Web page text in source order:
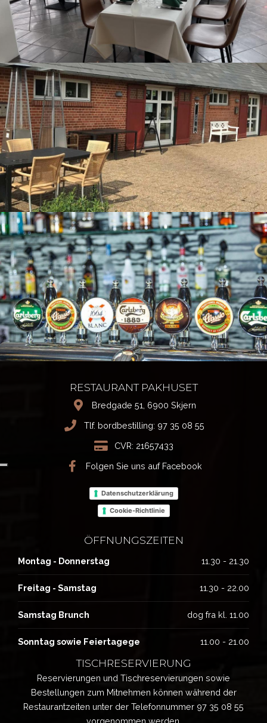
RESTAURANT PAKHUSET
Bredgade 51, 6900 Skjern
Tlf. bordbestilling: 97 35 08 55
CVR: 21657433
Folgen Sie uns auf Facebook
Datenschutzerklärung
Cookie-Richtlinie
ÖFFNUNGSZEITEN
Montag - Donnerstag 11.30 - 21.30
Freitag - Samstag 11.30 - 22.00
Samstag Brunch dog fra kl. 11.00
Sonntag sowie Feiertagege 11.00 - 21.00
TISCHRESERVIERUNG
Reservierungen und Tischreservierungen sowie
Bestellungen zum Mitnehmen können während der
Restaurantzeiten unter der Telefonnummer 97 35 08 55